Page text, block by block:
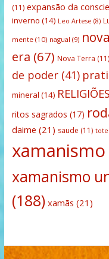
(11) expansão da
inverno (14) Leo Artese (8)
mente(10) nagual (9)
era (67) Nova Terra (11)
de poder(41)
mineral (14) RELIGIÕES
ritos sagrados (17)
daime (21) saude (11)
xamanismo
xamanismo
(188) xamãs (21)